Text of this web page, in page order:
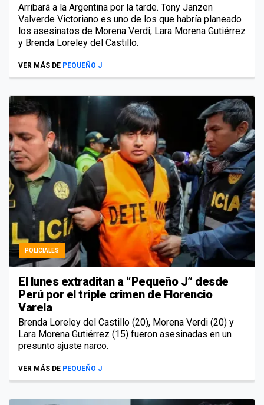
Arribará a la Argentina por la tarde. Tony Janzen
Valverde Victoriano es uno de los que habría planeado
los asesinatos de Morena Verdi, Lara Morena Gutiérrez
y Brenda Loreley del Castillo.
VER MÁS DE PEQUEÑO J
POLICIALES
El lunes extraditan a “Pequeño J” desde
Perú por el triple crimen de Florencio
Varela
Brenda Loreley del Castillo (20), Morena Verdi (20) y
Lara Morena Gutiérrez (15) fueron asesinadas en un
presunto ajuste narco.
VER MÁS DE PEQUEÑO J